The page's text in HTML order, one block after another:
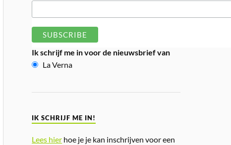
Ik schrijf me in voor de nieuwsbrief van
La Verna
IK SCHRIJF ME IN!
Lees hier hoe je je kan inschrijven voor een